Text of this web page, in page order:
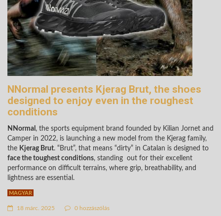
NNormal presents Kjerag Brut, the shoes
designed to enjoy even in the roughest
conditions
NNormal , the sports equipment brand founded by Kilian Jornet and
Camper in 2022, is launching a new model from the Kjerag family,
the Kjerag Brut. “Brut”, that means “dirty” in Catalan is designed to
face the toughest conditions, standing out for their excellent
performance on difficult terrains, where grip, breathability, and
lightness are essential.
MAGYAR
18 márc. 2025 0 hozzászólás